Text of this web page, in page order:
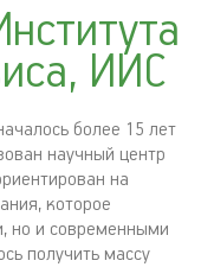
ИИС
более 15 лет
научный центр
на
которое
но и современными
получить массу